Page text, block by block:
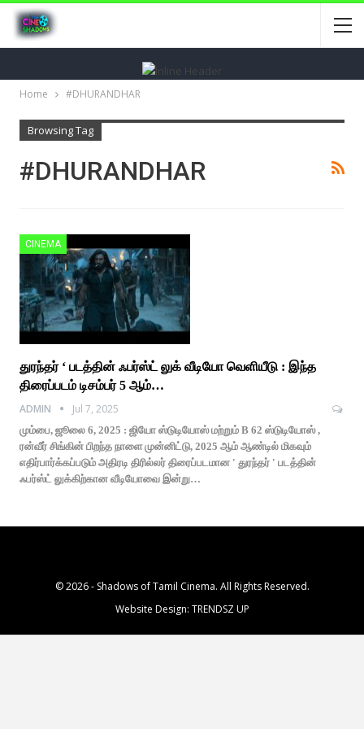
Home #DHURANDHAR
Browsing Tag
#DHURANDHAR
CINEMA
துரந்தர் ‘ படத்தின் ஃபர்ஸ்ட் லுக் வீடியோ வெளியீடு : இந்த
திரைப்படம் டிசம்பர் 5 ஆம்…
ADMIN
Jul 7, 2025
மும்பை, ஜூலை 6, 2025 : ஜியோ ஸ்டுடியோஸ் மற்றும் B 62 ஸ்டுடியோஸ் ,
ரன்வீர் சிங்கின் பிறந்த நாளை முன்னிட்டு, 2025 ஆம் ஆண்டில் மிகவும்
எதிர்பார்க்கப்படும் அதிரடி திரில்லர் திரைப்படமான ' துரந்தர் ' படத்தின்
ஃபர்ஸ்ட் லுக்கிற்கான வீடியோவை இன்று…
© 2026 - Shadows of Tamil Cinema. All Rights Reserved.
Website Design: TRENDSZ UP